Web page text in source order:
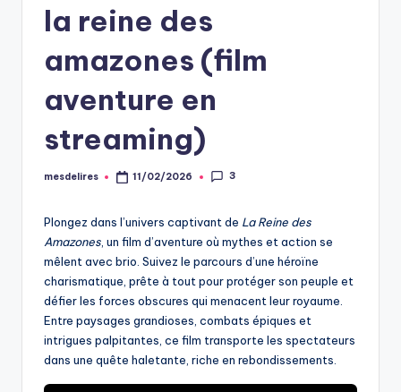
la reine des
amazones (film
aventure en
streaming)
Posted
mesdelires 11/02/2026 3
Plongez dans l’univers captivant de La Reine des
Amazones, un film d’aventure où mythes et action se
mêlent avec brio. Suivez le parcours d’une héroïne
charismatique, prête à tout pour protéger son peuple et
défier les forces obscures qui menacent leur royaume.
Entre paysages grandioses, combats épiques et
intrigues palpitantes, ce film transporte les spectateurs
dans une quête haletante, riche en rebondissements.